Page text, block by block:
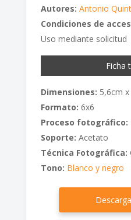
Autores: Antonio
Condiciones de
Uso mediante solicitud
Ficha
Dimensiones: 5,6cm
Formato: 6x6
Proceso fotográfico:
Soporte: Acetato
Técnica Fotográfica:
Tono: Blanco y negro